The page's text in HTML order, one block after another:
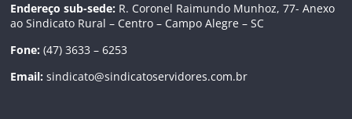
n
n
Endereço sub-sede: R. Coronel Raimundo Munhoz, 77- Anexo
ao Sindicato Rural – Centro – Campo Alegre – SC
Fone:(47) 3633 – 6253
Email:sindicato@sindicatoservidores.com.br